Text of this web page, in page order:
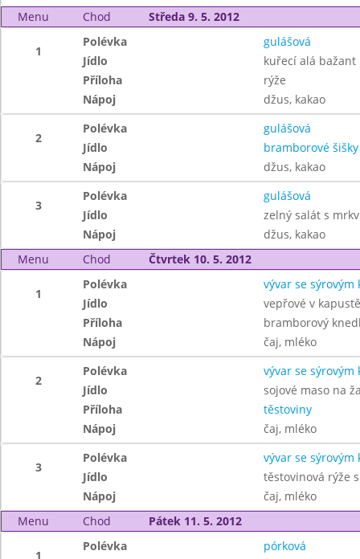
Menu Chod Středa 9. 5. 2012
1
Polévka
gulášová
Jídlo
kuřecí alá bažant
Příloha
rýže
Nápoj
džus, kakao
2
Polévka
gulášová
Jídlo
bramborové
Nápoj
džus, kakao
3
Polévka
gulášová
Jídlo
zelný salát s
Nápoj
džus, kakao
Menu
Chod Čtvrtek 10. 5. 2012
1
Polévka
vývar se sýrovým
Jídlo
vepřové v kapustě
Příloha
bramborový
Nápoj
čaj, mléko
2
Polévka
vývar se sýrovým
Jídlo
sojové maso na
Příloha
těstoviny
Nápoj
čaj, mléko
3
Polévka
vývar se sýrovým
Jídlo
těstovinová rýže
Nápoj
čaj, mléko
Menu
Chod Pátek 11. 5. 2012
1
Polévka
pórková